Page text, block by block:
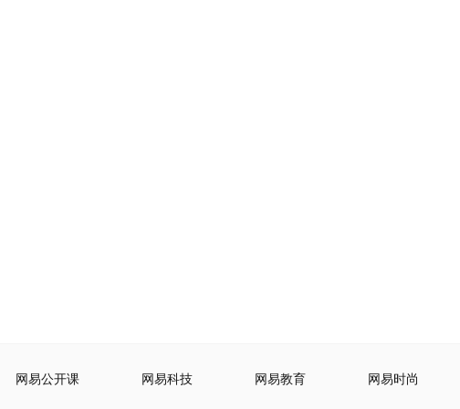
网易公开课 网易科技 网易教育 网易时尚